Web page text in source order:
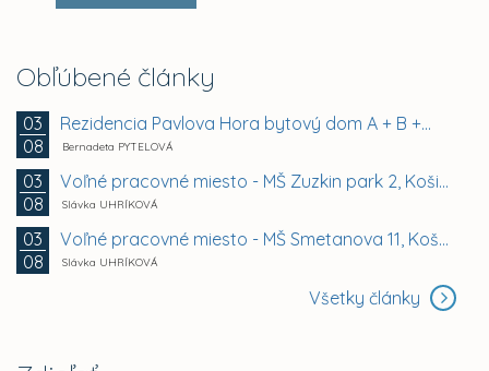
Obľúbené články
03
08
Rezidencia Pavlova Hora bytový dom A + B +...
Bernadeta PYTELOVÁ
03
08
Voľné pracovné miesto - MŠ Zuzkin park 2, Košice -...
Slávka UHRÍKOVÁ
03
08
Voľné pracovné miesto - MŠ Smetanova 11, Košice -...
Slávka UHRÍKOVÁ
Všetky články